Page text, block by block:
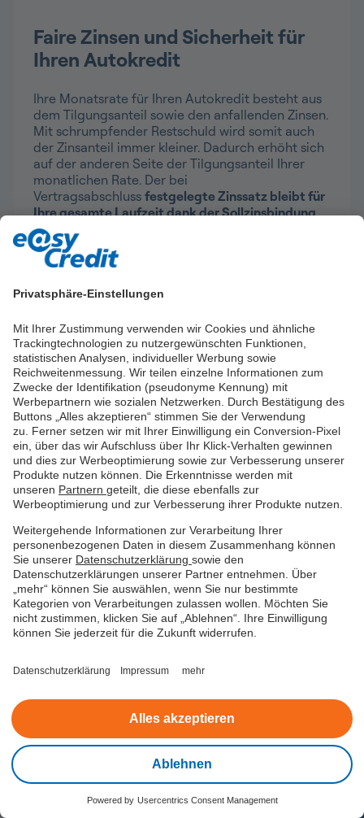
Privatsphäre-Einstellungen
Mit Ihrer Zustimmung verwenden wir Cookies und ähnliche
Trackingtechnologien zu nutzergewünschten Funktionen,
statistischen Analysen, individueller Werbung sowie
Reichweitenmessung. Wir teilen einzelne Informationen zum
Zwecke der Identifikation (pseudonyme Kennung) mit
Werbepartnern wie sozialen Netzwerken. Durch Bestätigung des
Buttons „Alles akzeptieren“ stimmen Sie der Verwendung
zu. Ferner setzen wir mit Ihrer Einwilligung ein Conversion-Pixel
ein, über das wir Aufschluss über Ihr Klick-Verhalten gewinnen
und dies zur Werbeoptimierung sowie zur Verbesserung unserer
Produkte nutzen können. Die Erkenntnisse werden mit
unseren Partnern geteilt, die diese ebenfalls zur
Werbeoptimierung und zur Verbesserung ihrer Produkte nutzen.
Weitergehende Informationen zur Verarbeitung Ihrer
personenbezogenen Daten in diesem Zusammenhang können
Sie unserer Datenschutzerklärung sowie den
Datenschutzerklärungen unserer Partner entnehmen. Über
„mehr“ können Sie auswählen, wenn Sie nur bestimmte
Kategorien von Verarbeitungen zulassen wollen. Möchten Sie
nicht zustimmen, klicken Sie auf „Ablehnen“. Ihre Einwilligung
können Sie jederzeit für die Zukunft widerrufen.
Datenschutzerklärung Impressum mehr
Ablehnen
Alles akzeptieren
Powered by Usercentrics Consent Management
Faire Zinsen und Sicherheit für
Ihren Autokredit
Ihre Monatsrate für Ihren Autokredit besteht aus
dem Tilgungsanteil sowie den anfallenden Zinsen.
Mit schrumpfender Restschuld wird somit auch
der Zinsanteil immer kleiner. Dadurch erhöht sich
auf der anderen Seite der Tilgungsanteil Ihrer
monatlichen Rate. Der bei
Vertragsabschluss festgelegte Zinssatz bleibt für
Ihre gesamte Laufzeit dank der Sollzinsbindung
konstant
Wohnmobil oder Wohnwagen
Sie können Ihren Autokredit jedoch nicht nur für
ein neues Auto nutzen. Sie möchten sich
beispielsweise einWohnmobilleisten, mit dem
Sie durch Europa reisen können, ohne auf Hotels
oder andere Unterkünfte angewiesen zu sein?
Oder Sie planen, sich ein neues Motorrad zu
kaufen? Unsere Ratenkredite sind nicht
zweckgebunden, somit können Sie sich Ihren
Traumwagen oder Ihr Traummotorrad kaufen.
Ausgezeichnete Beratung auf
allen Kanälen
Konditionen vertrauen, sondern zudem auch auf
wir den passenden Kredit mit den Konditionen,
die Sie sich vorstellen und die für Ihren Autokauf
unserem KundenServiceCenter beraten – wir sind
gerne telefonisch, im Online-Chat oder per E-Mail
für Sie da.